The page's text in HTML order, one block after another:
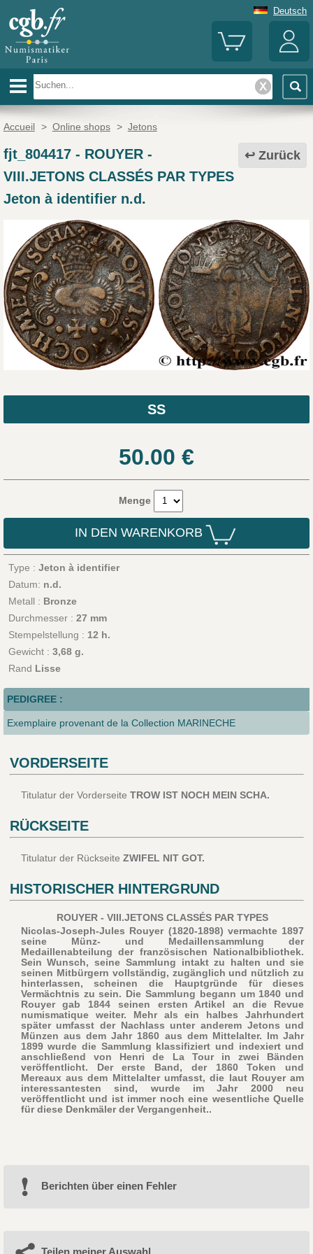
Deutsch
Accueil > Online shops > Jetons
Zurück
fjt_804417- ROUYER -
VIII.JETONS CLASSÉS PAR TYPES
Jeton à identifier n.d.
SS
50.00 €
Menge
IN DEN WARENKORB
Type : Jeton à identifier
Datum: n.d.
Metall : Bronze
Durchmesser : 27 mm
Stempelstellung : 12 h.
Gewicht : 3,68 g.
Rand Lisse
PEDIGREE :
Exemplaire provenant de la Collection MARINECHE
VORDERSEITE
Titulatur der Vorderseite TROW IST NOCH MEIN SCHA.
RÜCKSEITE
Titulatur der Rückseite ZWIFEL NIT GOT.
HISTORISCHER HINTERGRUND
ROUYER - VIII.JETONS CLASSÉS PAR TYPES
Nicolas-Joseph-Jules Rouyer (1820-1898) vermachte 1897
seine Münz- und Medaillensammlung der
Medaillenabteilung der französischen Nationalbibliothek.
Sein Wunsch, seine Sammlung intakt zu halten und sie
seinen Mitbürgern vollständig, zugänglich und nützlich zu
hinterlassen, scheinen die Hauptgründe für dieses
Vermächtnis zu sein. Die Sammlung begann um 1840 und
Rouyer gab 1844 seinen ersten Artikel an die Revue
numismatique weiter. Mehr als ein halbes Jahrhundert
später umfasst der Nachlass unter anderem Jetons und
Münzen aus dem Jahr 1860 aus dem Mittelalter. Im Jahr
1899 wurde die Sammlung klassifiziert und indexiert und
anschließend von Henri de La Tour in zwei Bänden
veröffentlicht. Der erste Band, der 1860 Token und
Mereaux aus dem Mittelalter umfasst, die laut Rouyer am
interessantesten sind, wurde im Jahr 2000 neu
veröffentlicht und ist immer noch eine wesentliche Quelle
für diese Denkmäler der Vergangenheit..
Berichten über einen Fehler
Teilen meiner Auswahl